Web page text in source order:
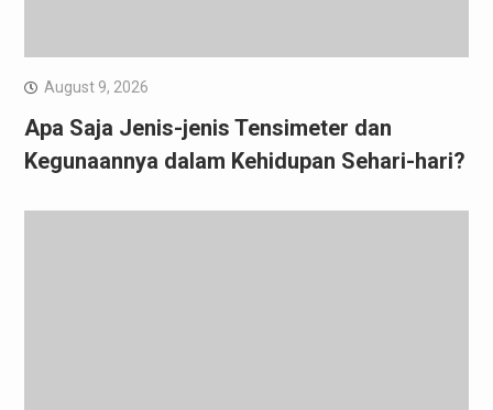
August 9, 2026
Apa Saja Jenis-jenis Tensimeter dan
Kegunaannya dalam Kehidupan Sehari-hari?